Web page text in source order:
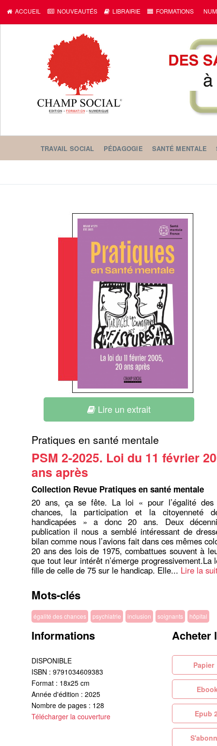
ACCUEIL NOUVEAUTÉS LIBRAIRIE FORMATIONS
TRAVAIL SOCIAL PÉDAGOGIE SANTÉ MENTALE
Lire un extrait
Pratiques en santé mentale
PSM 2-2025. Loi du 11 février
ans après
Collection Revue Pratiques en santé mentale
20 ans, ça se fête. La loi « pour l’égalité
chances, la participation et la citoyenneté
handicapées » a donc 20 ans. Deux
publication il nous a semblé intéressant de
bilan comme nous l’avions fait dans ces mêmes
20 ans des lois de 1975, combattues souvent à
que tout leur intérêt n’émerge progressivement.La
fille de celle de 75 sur le handicap. Elle... Lire la
Mots-clés
égalité des chances psychiatrie inclusion soignants hôpital
Informations
DISPONIBLE
ISBN : 9791034609383
Format : 18x25 cm
Année d'édition : 2025
Nombre de pages : 128
Télécharger la couverture
Acheter